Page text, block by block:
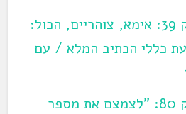
"קולולושה" פרק 39: אימא, צוהריים, הכול:
כללי הכתיב המלא / עם
"קולולושה" פרק 80: "לצמצם את מספר